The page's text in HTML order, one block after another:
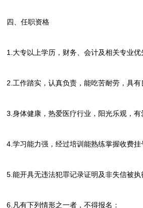
、任职资格
大专以上学历，财务、会计及相关专业优
工作踏实，认真负责，能吃苦耐劳，具有
身体健康，热爱医疗行业，阳光乐观，有
学习能力强，经过培训能熟练掌握收费挂
能开具无违法犯罪记录证明及非失信被执
凡有下列情形之一者，不得报名：